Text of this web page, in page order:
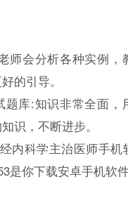
师会分析各种实例，
的引导。
题库:知识非常全面，
识，不断进步。
内科学主治医师手机
是你下载安卓手机软